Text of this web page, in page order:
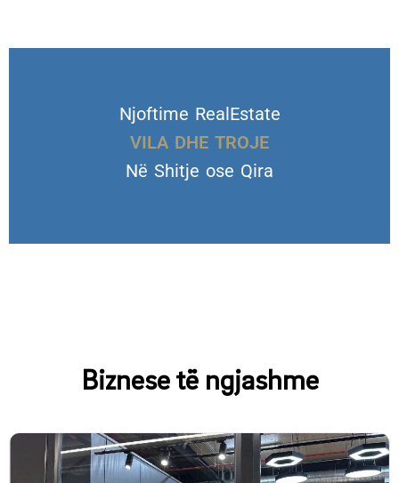
Njoftime RealEstate
VILA DHE TROJE
Në Shitje ose Qira
Biznese të ngjashme